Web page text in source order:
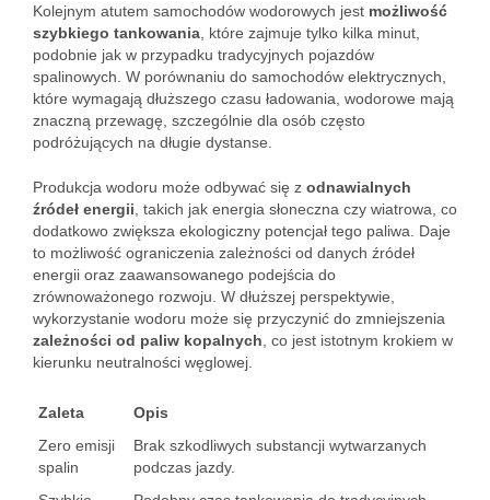
Kolejnym atutem samochodów wodorowych jest możliwość
szybkiego tankowania , które zajmuje tylko kilka minut,
podobnie jak w przypadku tradycyjnych pojazdów
spalinowych. W porównaniu do samochodów elektrycznych,
które wymagają dłuższego czasu ładowania, wodorowe mają
znaczną przewagę, szczególnie dla osób często
podróżujących na długie dystanse.
Produkcja wodoru może odbywać się z odnawialnych
źródeł energii , takich jak energia słoneczna czy wiatrowa, co
dodatkowo zwiększa ekologiczny potencjał tego paliwa. Daje
to możliwość ograniczenia zależności od danych źródeł
energii oraz zaawansowanego podejścia do
zrównoważonego rozwoju. W dłuższej perspektywie,
wykorzystanie wodoru może się przyczynić do zmniejszenia
zależności od paliw kopalnych , co jest istotnym krokiem w
kierunku neutralności węglowej.
Zaleta
Opis
Zero emisji
spalin
Brak szkodliwych substancji wytwarzanych
podczas jazdy.